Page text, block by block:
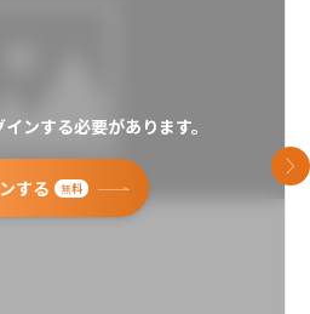
ンする必要があります。
する 無料
次